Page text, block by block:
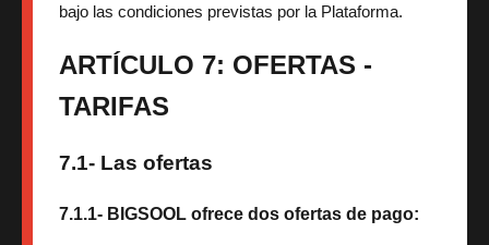
bajo las condiciones previstas por la Plataforma.
ARTÍCULO 7: OFERTAS -
TARIFAS
7.1- Las ofertas
7.1.1- BIGSOOL ofrece dos ofertas de pago: